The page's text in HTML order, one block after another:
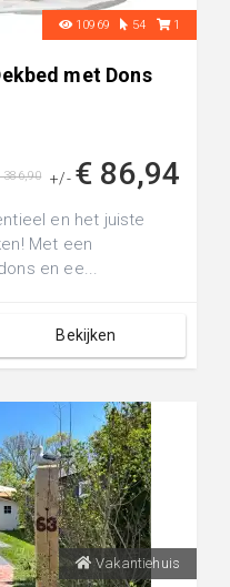
10969 54 1
met Dons
+/- € 86,94
386,90
en het juiste
Met een
en ee...
Bekijken
Vakantiehuis